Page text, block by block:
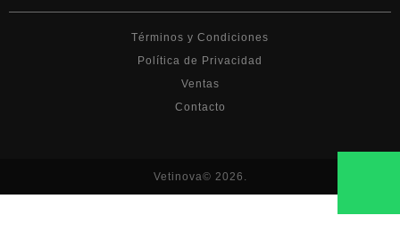
Términos y Condiciones
Política de Privacidad
Ventas
Contacto
Vetinova© 2026.